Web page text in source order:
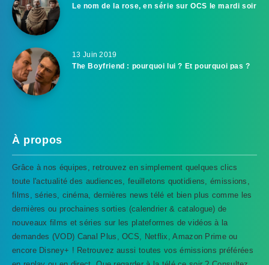
Le nom de la rose, en série sur OCS le mardi soir
13 Juin 2019
The Boyfriend : pourquoi lui ? Et pourquoi pas ?
À propos
Grâce à nos équipes, retrouvez en simplement quelques clics
toute l'actualité des audiences, feuilletons quotidiens, émissions,
films, séries, cinéma, dernières news télé et bien plus comme les
dernières ou prochaines sorties (calendrier & catalogue) de
nouveaux films et séries sur les plateformes de vidéos à la
demandes (VOD) Canal Plus, OCS, Netflix, Amazon Prime ou
encore Disney+ ! Retrouvez aussi toutes vos émissions préférées